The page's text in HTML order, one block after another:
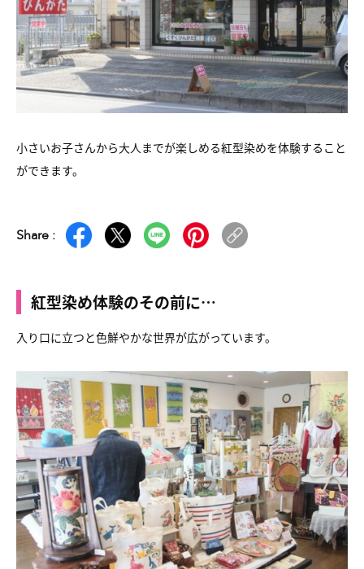
小さいお子さんから大人までが楽しめる紅型染めを体験すること
ができます。
Share :
紅型染め体験のその前に…
入り口に立つと色鮮やかな世界が広がっています。